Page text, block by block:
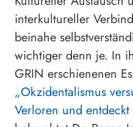
interkultureller
beinahe
wichtiger denn je. In
GRIN erschienenen
„Okzidentalismus
Verloren und